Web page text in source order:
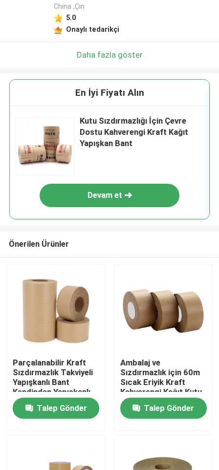
Ana sayfa
China ,Çin
5.0
Onaylı tedarikçi
Daha fazla göster
En İyi Fiyatı Alın
Kutu Sızdırmazlığı İçin Çevre
Dostu Kahverengi Kraft Kağıt
Yapışkan Bant
Devam et
Önerilen Ürünler
Parçalanabilir Kraft
Sızdırmazlık Takviyeli
Yapışkanlı Bant
Kendinden Yapışkanlı
Talep Gönder
Ambalaj ve
Sızdırmazlık için 60m
Sıcak Eriyik Kraft
Kahverengi Kağıt Kutu
Bant
Talep Gönder